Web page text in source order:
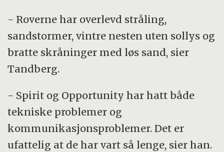
- Roverne har overlevd stråling,
sandstormer, vintre nesten uten sollys og
bratte skråninger med løs sand, sier
Tandberg.
- Spirit og Opportunity har hatt både
tekniske problemer og
kommunikasjonsproblemer. Det er
ufattelig at de har vart så lenge, sier han.